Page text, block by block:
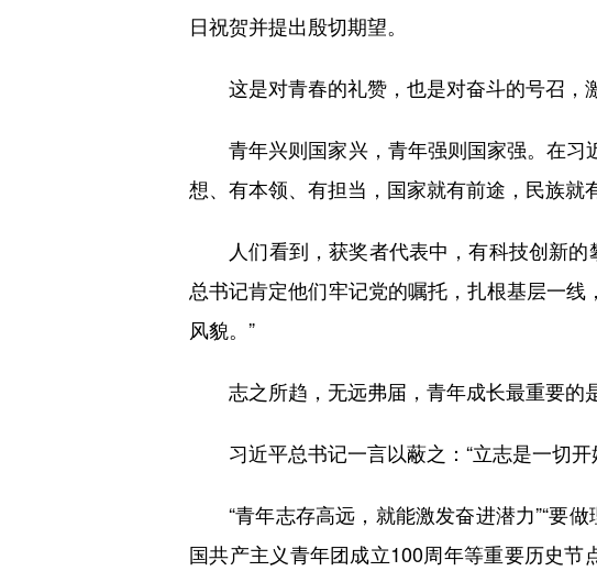
日祝贺并提出殷切期望。
这是对青春的礼赞，也是对奋斗的号召，
青年兴则国家兴，青年强则国家强。在习
想、有本领、有担当，国家就有前途，民族就
人们看到，获奖者代表中，有科技创新的
总书记肯定他们牢记党的嘱托，扎根基层一
风貌。”
志之所趋，无远弗届，青年成长最重要的
习近平总书记一言以蔽之：“立志是一切开
“青年志存高远，就能激发奋进潜力”“要做
国共产主义青年团成立100周年等重要历史节